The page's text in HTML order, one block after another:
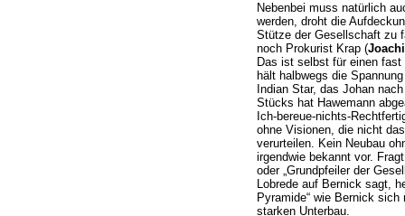
Nebenbei muss natürlich
werden, droht die
Stütze der Gesellschaft zu
noch Prokurist Krap (
Das ist selbst für einen
hält halbwegs die
Indian Star, das Johan
Stücks hat Hawemann
Ich-bereue-nichts-
ohne Visionen, die nicht
verurteilen. Kein Neubau
irgendwie bekannt vor.
oder „Grundpfeiler der
Lobrede auf Bernick sagt,
Pyramide“ wie Bernick
starken Unterbau.